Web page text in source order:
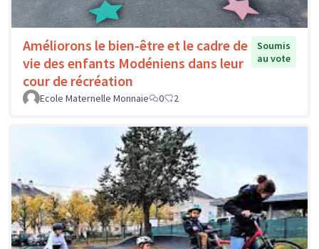
Améliorons le bien-être et le cadre de
vie des enfants Modéniens dans leur
cour de récréation
Soumis
au vote
Ecole Maternelle Monnaie 0 2